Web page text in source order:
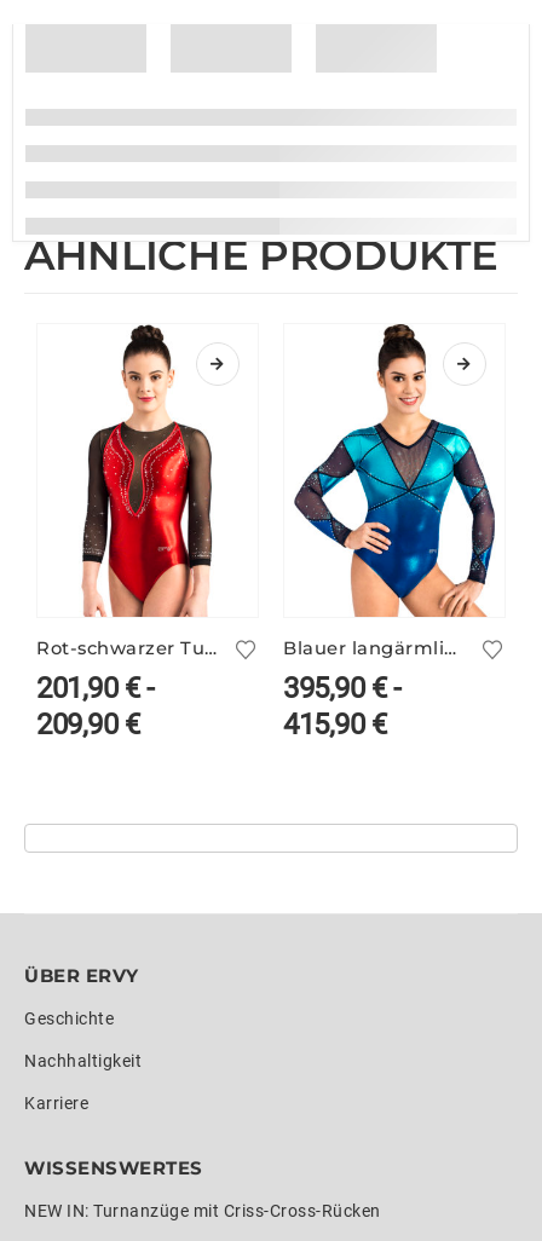
ÄHNLICHE PRODUKTE
Rot-schwarzer Turnanzug MALLORY/3 mit Netzärmeln
201,90€-
209,90€
Blauer langärmliger Turnanzug VALERIE/1 mit Farbverlauf
395,90€-
415,90€
ÜBER ERVY
Geschichte
Nachhaltigkeit
Karriere
WISSENSWERTES
NEW IN: Turnanzüge mit Criss-Cross-Rücken